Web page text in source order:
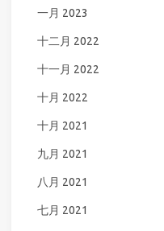
一月 2023
十二月 2022
十一月 2022
十月 2022
十月 2021
九月 2021
八月 2021
七月 2021